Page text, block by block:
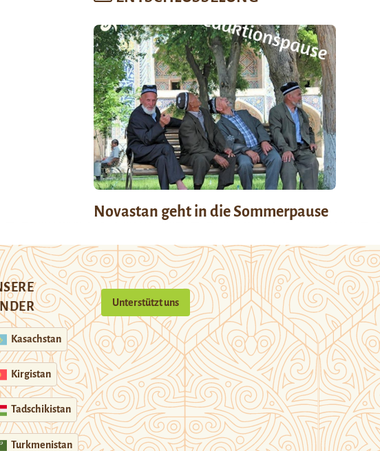
Novastan geht in die Sommerpause
Kasachstan
Kirgistan
Tadschikistan
Turkmenistan
Unterstützt uns